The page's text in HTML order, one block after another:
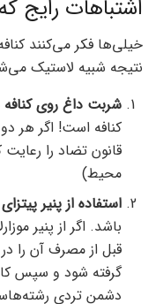
اشتباهات رایج
خیلی‌ها فکر می‌کنند
نتیجه شبیه لاستیک
شربت داغ روی کنافه
کنافه است! اگر هر
قانون تضاد را
محیط)
استفاده از پنیر
باشد. اگر از پنیر
قبل از مصرف آن را
گرفته شود و سپس
دشمن تردی